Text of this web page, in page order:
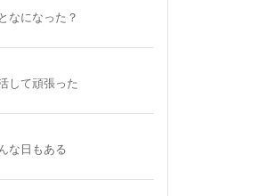
なになった？
して頑張った
な日もある